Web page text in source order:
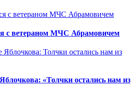
с ветераном МЧС Абрамовичем
«Толчки остались нам из